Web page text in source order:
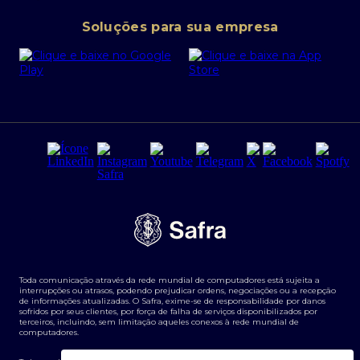
Portal da Privacidade
PRSAC
Regras e Parâmetros de Atuação Banco Safra
Segurança da Informação
Tarifas e serviços Pessoa Física
Transparência de remuneração
Termos e Condições para Portabilidade de Investimento
Cartão Safra Empresas
Empréstimo e financiamentos PJ
Derivativos
Agronegócios
Soluções para sua empresa
Toda comunicação através da rede mundial de computadores está sujeita a
interrupções ou atrasos, podendo prejudicar ordens, negociações ou a recepção
de informações atualizadas. O Safra, exime-se de responsabilidade por danos
sofridos por seus clientes, por força de falha de serviços disponibilizados por
terceiros, incluindo, sem limitação aqueles conexos à rede mundial de
computadores.